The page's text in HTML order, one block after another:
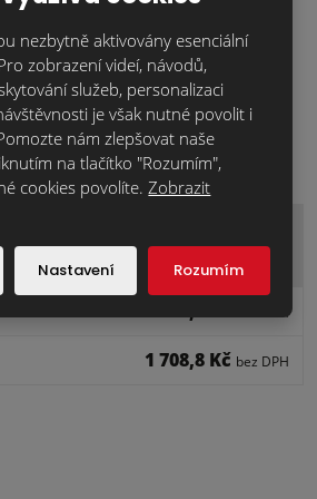
CIHLOVÝ PÁSEK RAŽENÝ…
bez DPH
1 708,8 Kč bez DPH
nezbytně aktivovány esenciální
zobrazení videí, návodů,
služeb, personalizaci
je však nutné povolit i
nám zlepšovat naše
na tlačítko "Rozumím",
cookies povolíte.Zobrazit
Nastavení Rozumím